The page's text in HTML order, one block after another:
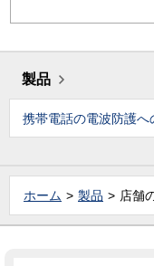
製品
携帯電話の電波防護へ
ホーム 製品 店舗